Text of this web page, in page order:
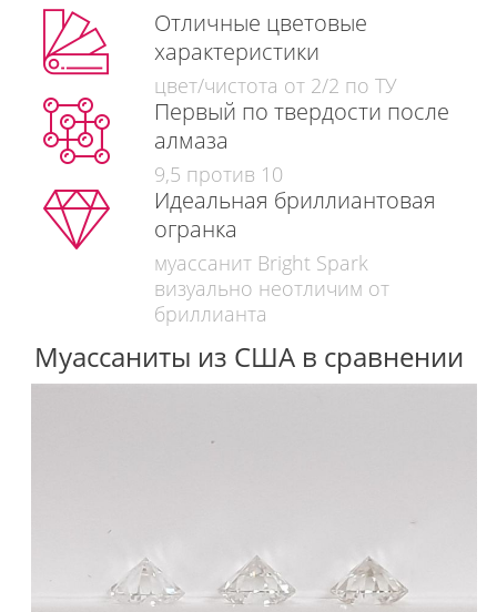
Отличные цветовые
характеристики
цвет/чистота от 2/2 по ТУ
Первый по твердости после
алмаза
9,5 против 10
Идеальная бриллиантовая
огранка
муассанит Bright Spark
визуально неотличим от
бриллианта
Муассаниты из США в сравнении